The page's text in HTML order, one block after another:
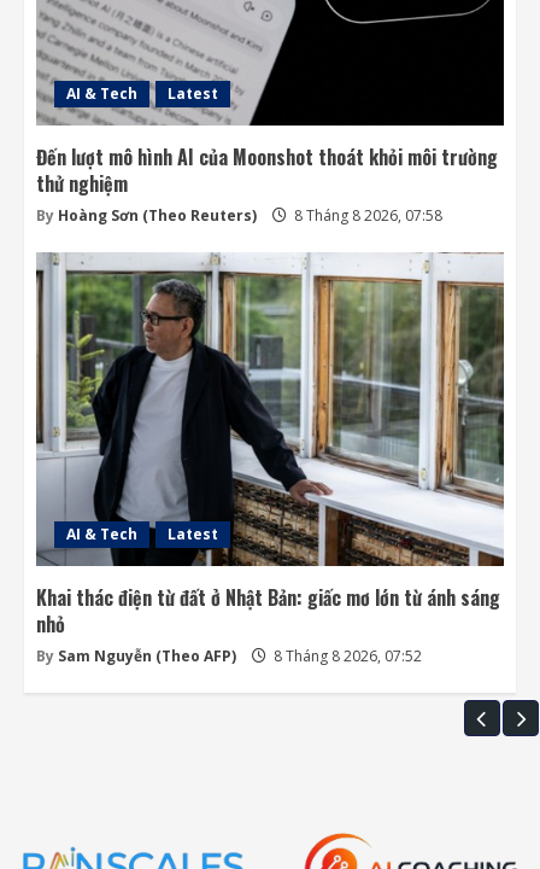
AI & Tech Latest
Đến lượt mô hình AI của Moonshot thoát khỏi môi trường
thử nghiệm
By Hoàng Sơn (Theo Reuters) 8 Tháng 8 2026, 07:58
AI & Tech Latest
Khai thác điện từ đất ở Nhật Bản: giấc mơ lớn từ ánh sáng
nhỏ
By Sam Nguyễn (Theo AFP) 8 Tháng 8 2026, 07:52